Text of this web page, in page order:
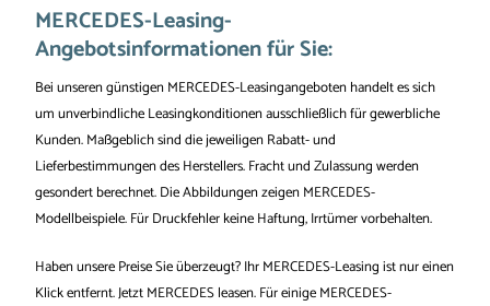
MERCEDES-Leasing-
Angebotsinformationen für Sie:
Bei unseren günstigen MERCEDES-Leasingangeboten handelt es sich
um unverbindliche Leasingkonditionen ausschließlich für gewerbliche
Kunden. Maßgeblich sind die jeweiligen Rabatt- und
Lieferbestimmungen des Herstellers. Fracht und Zulassung werden
gesondert berechnet. Die Abbildungen zeigen MERCEDES-
Modellbeispiele. Für Druckfehler keine Haftung, Irrtümer vorbehalten.
Haben unsere Preise Sie überzeugt? Ihr MERCEDES-Leasing ist nur einen
Klick entfernt. Jetzt MERCEDES leasen. Für einige MERCEDES-